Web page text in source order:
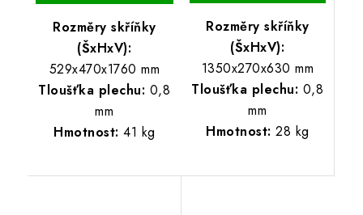
Rozměry skříňky
(ŠxHxV):
529x470x1760 mm
Tloušťka plechu: 0,8
mm
Hmotnost: 41 kg
Rozměry skříňky
(ŠxHxV):
1350x270x630 mm
Tloušťka plechu: 0,8
mm
Hmotnost: 28 kg